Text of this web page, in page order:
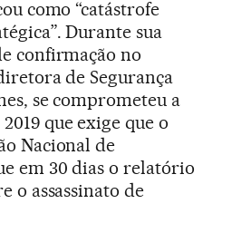
como “catástrofe
Durante sua
confirmação no
de Segurança
se comprometeu a
que exige que o
Nacional de
em 30 dias o relatório
o assassinato de